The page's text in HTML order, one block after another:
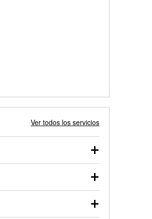
Ver todos los servicios
del vehículo y cargarse en
te ayudará a encontrar
o desmonta el